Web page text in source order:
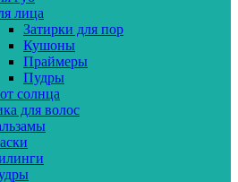
лица
Затирки для пор
Кушоны
Праймеры
Пудры
солнца
для волос